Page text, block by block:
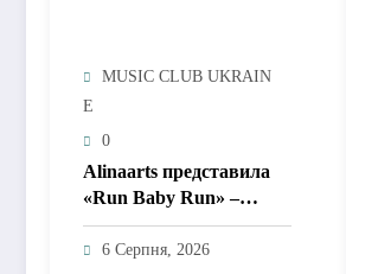
MUSIC CLUB UKRAIN
E
0
Alinaarts представила
«Run Baby Run» –
музичну підтримку для
тих, хто продовжує
6 Серпня, 2026